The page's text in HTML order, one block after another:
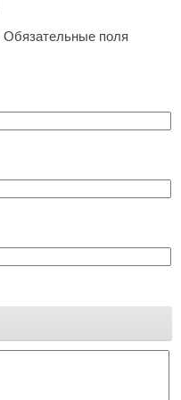
Обязательные поля